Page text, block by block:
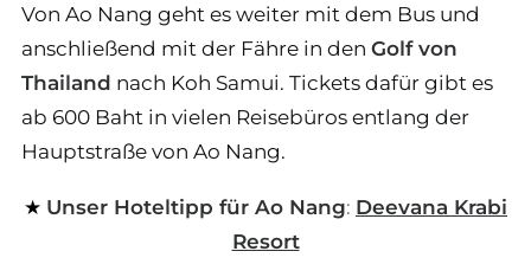
Von Ao Nang geht es weiter mit dem Bus und
anschließend mit der Fähre in den Golf von
Thailand nach Koh Samui. Tickets dafür gibt es
ab 600 Baht in vielen Reisebüros entlang der
Hauptstraße von Ao Nang.
Unser Hoteltipp für Ao Nang: Deevana Krabi
Resort